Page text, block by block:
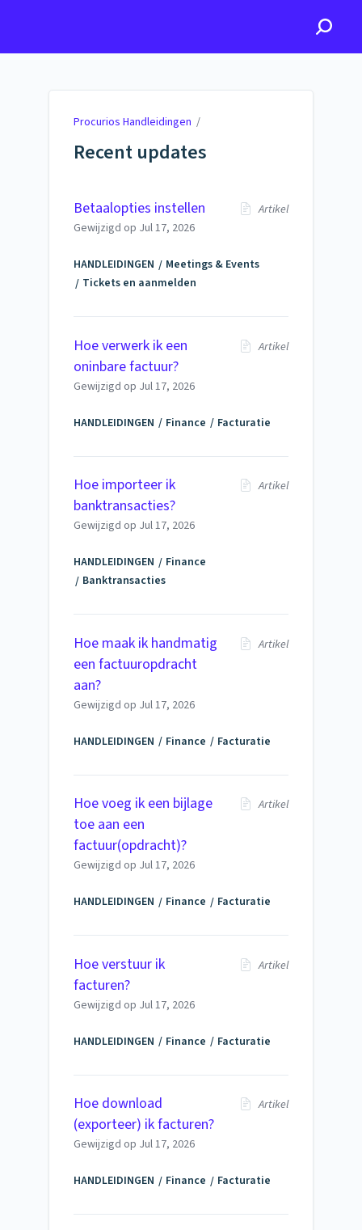
Procurios Handleidingen /
Recent updates
Betaalopties instellen
Artikel
Gewijzigd op Jul 17, 2026
HANDLEIDINGEN
Meetings & Events
Tickets en aanmelden
Hoe verwerk ik een
oninbare factuur?
Artikel
Gewijzigd op Jul 17, 2026
HANDLEIDINGEN Finance Facturatie
Hoe importeer ik
banktransacties?
Artikel
Gewijzigd op Jul 17, 2026
HANDLEIDINGEN
Finance
Banktransacties
Hoe maak ik handmatig
een factuuropdracht
aan?
Artikel
Gewijzigd op Jul 17, 2026
HANDLEIDINGEN Finance Facturatie
Hoe voeg ik een bijlage
toe aan een
factuur(opdracht)?
Artikel
Gewijzigd op Jul 17, 2026
HANDLEIDINGEN Finance Facturatie
Hoe verstuur ik
facturen?
Artikel
Gewijzigd op Jul 17, 2026
HANDLEIDINGEN Finance Facturatie
Hoe download
(exporteer) ik facturen?
Artikel
Gewijzigd op Jul 17, 2026
HANDLEIDINGEN Finance Facturatie